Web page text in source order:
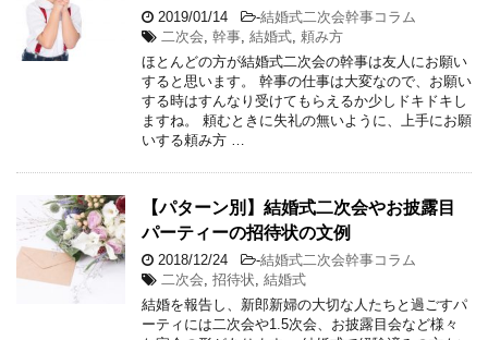
2019/01/14 -結婚式二次会幹事コラム
二次会 幹事 結婚式 頼み方
ほとんどの方が結婚式二次会の幹事は友人にお願い
すると思います。 幹事の仕事は大変なので、お願い
する時はすんなり受けてもらえるか少しドキドキし
ますね。 頼むときに失礼の無いように、上手にお願
いする頼み方 …
【パターン別】結婚式二次会やお披露目
パーティーの招待状の文例
2018/12/24 -結婚式二次会幹事コラム
二次会 招待状 結婚式
結婚を報告し、新郎新婦の大切な人たちと過ごすパ
ーティには二次会や1.5次会、お披露目会など様々